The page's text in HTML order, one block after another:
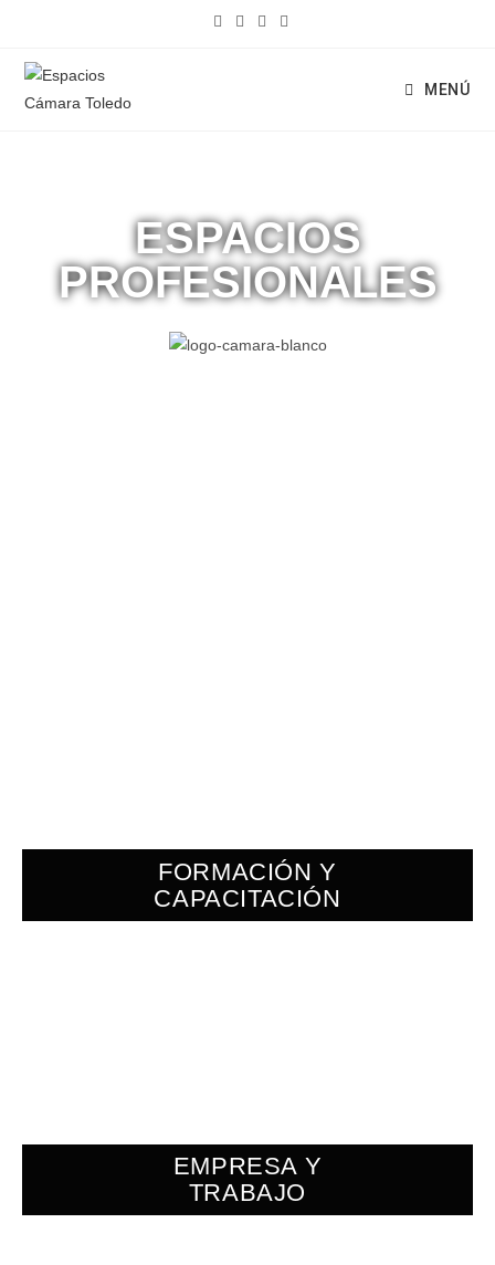
MENÚ
ESPACIOS
PROFESIONALES
FORMACIÓN Y
CAPACITACIÓN
EMPRESA Y
TRABAJO